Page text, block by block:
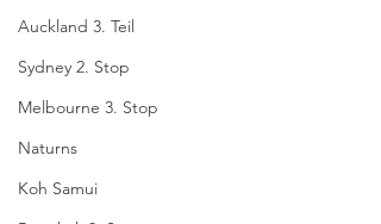
Auckland 3. Teil
Sydney 2. Stop
Melbourne 3. Stop
Naturns
Koh Samui